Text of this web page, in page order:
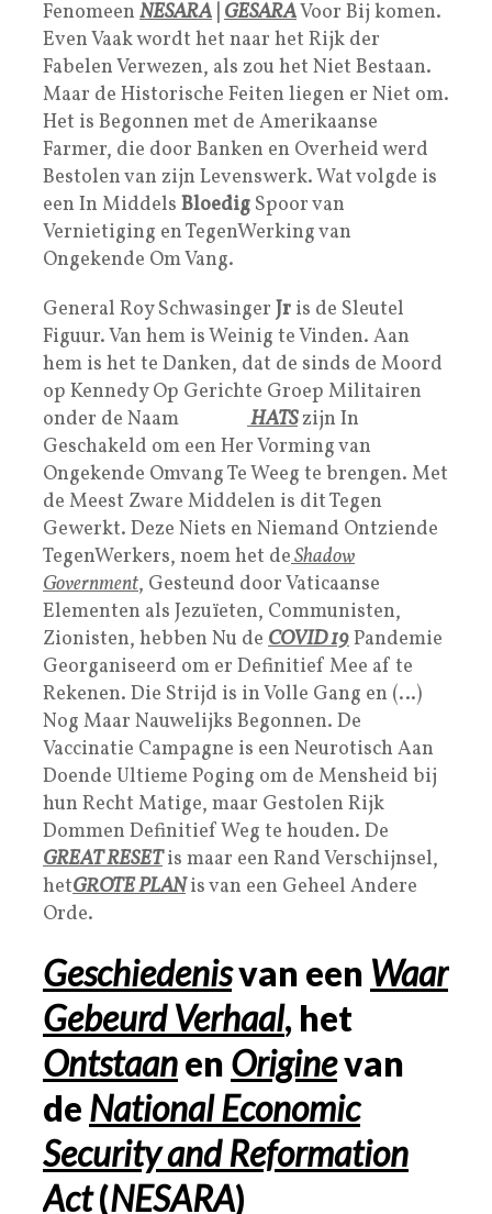
Fenomeen NESARA GESARAVoor Bij komen.
Even Vaak wordt het naar het Rijk der
Fabelen Verwezen, als zou het Niet Bestaan.
Maar de Historische Feiten liegen er Niet om.
Het is Begonnen met de Amerikaanse
Farmer, die door Banken en Overheid werd
Bestolen van zijn Levenswerk. Wat volgde is
een In Middels Bloedig Spoor van
Vernietiging en TegenWerking van
Ongekende Om Vang.
General Roy Schwasinger Jr is de Sleutel
Figuur. Van hem is Weinig te Vinden. Aan
hem is het te Danken, dat de sinds de Moord
op Kennedy Op Gerichte Groep Militairen
onder de Naam
HATSzijn In
Geschakeld om een Her Vorming van
Ongekende Omvang Te Weeg te brengen. Met
de Meest Zware Middelen is dit Tegen
Gewerkt. Deze Niets en Niemand Ontziende
TegenWerkers, noem het deShadow
Government, Gesteund door Vaticaanse
Elementen als Jezuïeten, Communisten,
Zionisten, hebben Nu de COVID 19Pandemie
Georganiseerd om er Definitief Mee af te
Rekenen. Die Strijd is in Volle Gang en (…)
Nog Maar Nauwelijks Begonnen. De
Vaccinatie Campagne is een Neurotisch Aan
Doende Ultieme Poging om de Mensheid bij
hun Recht Matige, maar Gestolen Rijk
Dommen Definitief Weg te houden. De
GREAT RESETis maar een Rand Verschijnsel,
hetGROTE PLANis van een Geheel Andere
Orde.
Geschiedenisvan een Waar
Gebeurd Verhaal, het
Ontstaanen Originevan
de National Economic
Security and Reformation
Act(NESARA)